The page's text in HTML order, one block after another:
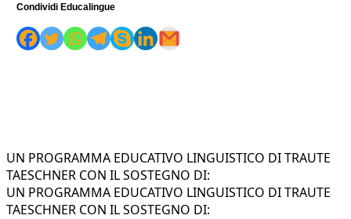
Condividi Educalingue
UN PROGRAMMA EDUCATIVO LINGUISTICO DI TRAUTE
TAESCHNER CON IL SOSTEGNO DI:
UN PROGRAMMA EDUCATIVO LINGUISTICO DI TRAUTE
TAESCHNER CON IL SOSTEGNO DI: